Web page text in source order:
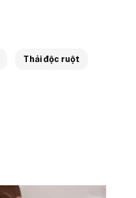
Thải độc ruột